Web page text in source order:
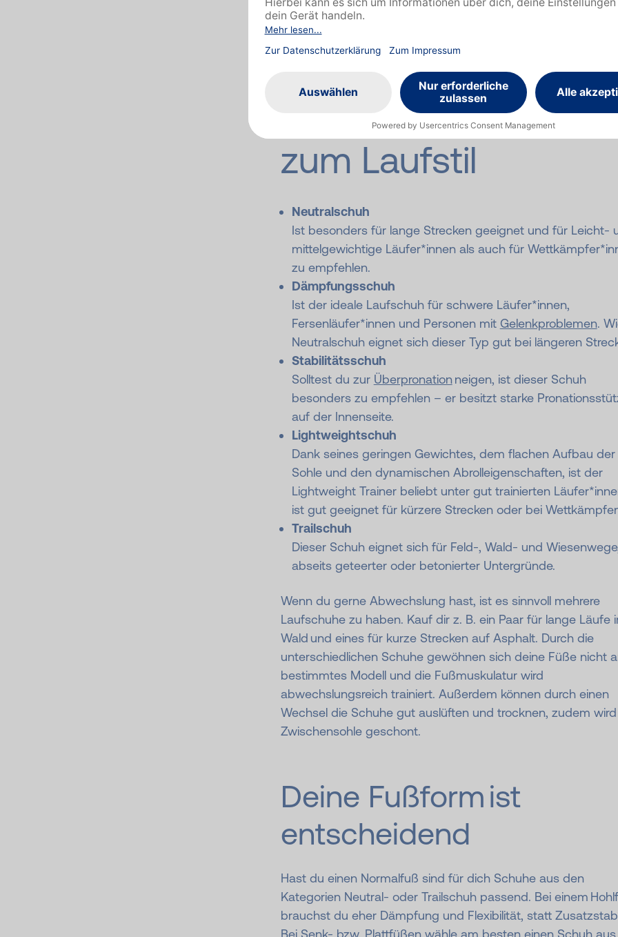
Willst du primär kurze oder lieber längere Läufe
Laufschuhe
zum Laufstil
Neutralschuh
Ist besonders für lange Strecken geeignet und für Leicht-
mittelgewichtige Läufer*innen als auch für
zu empfehlen.
Dämpfungsschuh
Ist der ideale Laufschuh für schwere Läufer*innen,
Fersenläufer*innen und Personen mit Gelenkproblemen.
Neutralschuh eignet sich dieser Typ gut bei längeren
Stabilitätsschuh
Solltest du zur Überpronationneigen, ist dieser Schuh
besonders zu empfehlen – er besitzt starke
auf der Innenseite.
Lightweightschuh
Dank seines geringen Gewichtes, dem flachen Aufbau der
Sohle und den dynamischen Abrolleigenschaften, ist der
Lightweight Trainer beliebt unter gut trainierten
ist gut geeignet für kürzere Strecken oder bei
Trailschuh
Dieser Schuh eignet sich für Feld-, Wald- und
abseits geteerter oder betonierter Untergründe.
Wenn du gerne Abwechslung hast, ist es sinnvoll mehrere
Laufschuhe zu haben. Kauf dir z. B. ein Paar für lange Läufe
Wald und eines für kurze Strecken auf Asphalt. Durch die
unterschiedlichen Schuhe gewöhnen sich deine Füße nicht
bestimmtes Modell und die Fußmuskulatur wird
abwechslungsreich trainiert. Außerdem können durch einen
Wechsel die Schuhe gut auslüften und trocknen, zudem
Zwischensohle geschont.
Deine Fußform ist
entscheidend
Hast du einen Normalfuß sind für dich Schuhe aus den
Kategorien Neutral- oder Trailschuh passend. Bei einem
brauchst du eher Dämpfung und Flexibilität, statt
Bei Senk- bzw. Plattfüßen wähle am besten einen Schuh